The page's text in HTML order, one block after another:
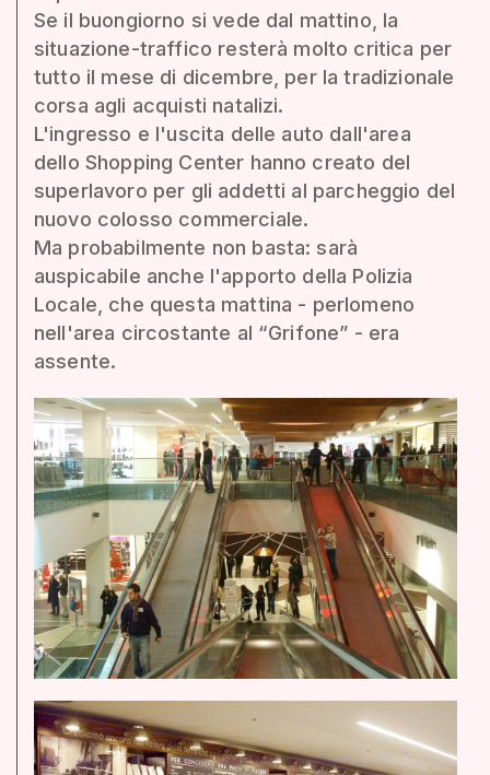
Se il buongiorno si vede dal mattino, la
situazione-traffico resterà molto critica per
tutto il mese di dicembre, per la tradizionale
corsa agli acquisti natalizi.
L'ingresso e l'uscita delle auto dall'area
dello Shopping Center hanno creato del
superlavoro per gli addetti al parcheggio del
nuovo colosso commerciale.
Ma probabilmente non basta: sarà
auspicabile anche l'apporto della Polizia
Locale, che questa mattina - perlomeno
nell'area circostante al “Grifone” - era
assente.